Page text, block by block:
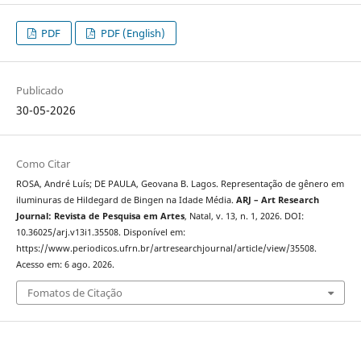
PDF PDF (English)
Publicado
30-05-2026
Como Citar
ROSA, André Luís; DE PAULA, Geovana B. Lagos. Representação de gênero em
iluminuras de Hildegard de Bingen na Idade Média. ARJ – Art Research
Journal: Revista de Pesquisa em Artes, Natal, v. 13, n. 1, 2026. DOI:
10.36025/arj.v13i1.35508. Disponível em:
https://www.periodicos.ufrn.br/artresearchjournal/article/view/35508.
Acesso em: 6 ago. 2026.
Fomatos de Citação